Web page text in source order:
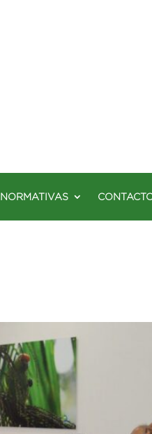
NORMATIVAS